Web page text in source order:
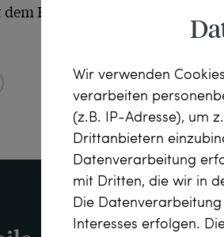
Ring mitgeliefert, den wir
1970er Jahre ist geprägt von
den organischen Formen
Wettlaufs zum Mond eine neue
Armbänder, Colliers,
Wir verwenden
verarbeiten
(z.B. IP-Adresse), um
Drittanbietern
Datenverarbeitung
mit Dritten, die wir in
Die
Interesses erfolgen.